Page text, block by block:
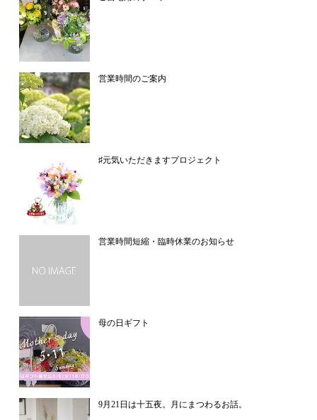
営業時間のご案内
♯元気いただきますプロジェクト
営業時間短縮・臨時休業のお知らせ
母の日ギフト
9月21日は十五夜。月にまつわるお話。